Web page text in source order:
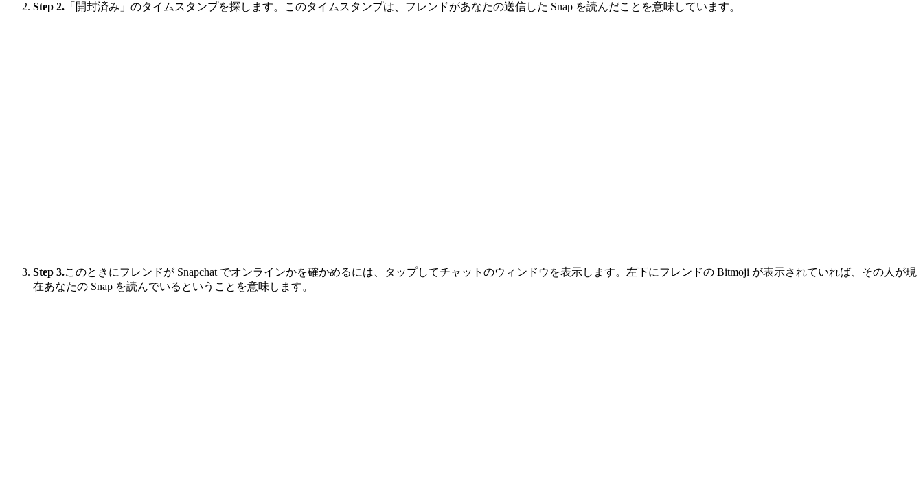
Step 2. 「開封済み」のタイムスタンプを探します。このタイムスタンプは、フレンドがあなたの送信した Snap を読んだことを意味しています。
Step 3.このときにフレンドが Snapchat でオンラインかを確かめるには、タップしてチャットのウィンドウを表示します。左下にフレンドの Bitmoji が表示されていれば、その人が現
在あなたの Snap を読んでいるということを意味します。